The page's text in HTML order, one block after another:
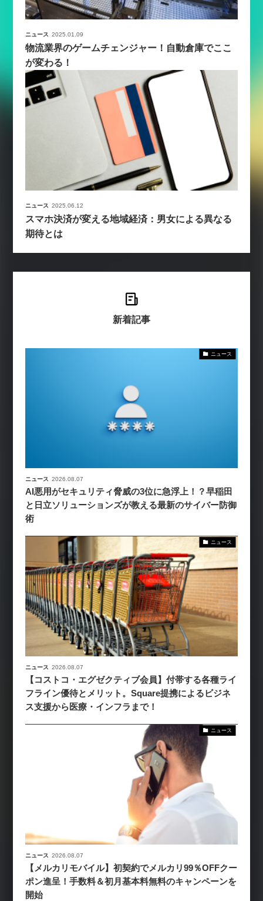
ニュース 2025.01.09
物流業界のゲームチェンジャー！自動倉庫でここ
が変わる！
ニュース 2025.06.12
スマホ決済が変える地域経済：男女による異なる
期待とは
新着記事
ニュース
ニュース 2026.08.07
AI悪用がセキュリティ脅威の3位に急浮上！？早稲田
と日立ソリューションズが教える最新のサイバー防御
術
ニュース
ニュース 2026.08.07
【コストコ・エグゼクティブ会員】付帯する各種ライ
フライン優待とメリット。Square提携によるビジネ
ス支援から医療・インフラまで！
ニュース
ニュース 2026.08.07
【メルカリモバイル】初契約でメルカリ99％OFFクー
ポン進呈！手数料＆初月基本料無料のキャンペーンを
開始